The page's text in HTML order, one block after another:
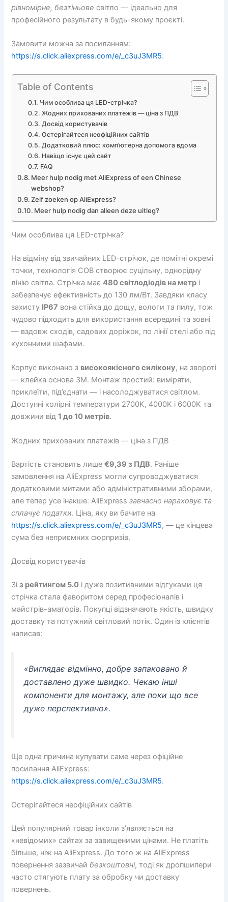
рівномірне, безтіньове світло — ідеально для
професійного результату в будь-якому проєкті.
Замовити можна за посиланням:
https://s.click.aliexpress.com/e/_c3uJ3MR5.
Table of Contents
Чим особлива ця LED-стрічка?
Жодних прихованих платежів — ціна з ПДВ
Досвід користувачів
Остерігайтеся неофіційних сайтів
Додатковий плюс: комп’ютерна допомога вдома
Навіщо існує цей сайт
FAQ
Meer hulp nodig met AliExpress of een Chinese
webshop?
Zelf zoeken op AliExpress?
Meer hulp nodig dan alleen deze uitleg?
Чим особлива ця LED-стрічка?
На відміну від звичайних LED-стрічок, де помітні окремі
точки, технологія COB створює суцільну, однорідну
лінію світла. Стрічка має480 світлодіодів на метр і
забезпечує ефективність до 130 лм/Вт. Завдяки класу
захисту IP67 вона стійка до дощу, вологи та пилу, тож
чудово підходить для використання всередині та зовні
— вздовж сходів, садових доріжок, по лінії стелі або під
кухонними шафами.
Корпус виконано з високоякісного силікону, на звороті
— клейка основа 3M. Монтаж простий: виміряти,
приклеїти, під’єднати — і насолоджуватися світлом.
Доступні колірні температури 2700K, 4000K і 6000K та
довжини від1 до 10 метрів.
Жодних прихованих платежів — ціна з ПДВ
Вартість становить лише€9,39 з ПДВ. Раніше
замовлення на AliExpress могли супроводжуватися
додатковими митами або адміністративними зборами,
але тепер усе інакше: AliExpressзавчасно нараховує та
сплачує податки. Ціна, яку ви бачите на
https://s.click.aliexpress.com/e/_c3uJ3MR5, — це кінцева
сума без неприємних сюрпризів.
Досвід користувачів
Зіз рейтингом 5.0 і дуже позитивними відгуками ця
стрічка стала фаворитом серед професіоналів і
майстрів-аматорів. Покупці відзначають якість, швидку
доставку та потужний світловий потік. Один із клієнтів
написав:
«Виглядає відмінно, добре запаковано й
доставлено дуже швидко. Чекаю інші
компоненти для монтажу, але поки що все
дуже перспективно».
Ще одна причина купувати саме через офіційне
посилання AliExpress:
https://s.click.aliexpress.com/e/_c3uJ3MR5.
Остерігайтеся неофіційних сайтів
Цей популярний товар інколи з’являється на
«невідомих» сайтах за завищеними цінами. Не платіть
більше, ніж на AliExpress. До того ж на AliExpress
повернення зазвичайбезкоштовні, тоді як дропшипери
часто стягують плату за обробку чи доставку
повернень.